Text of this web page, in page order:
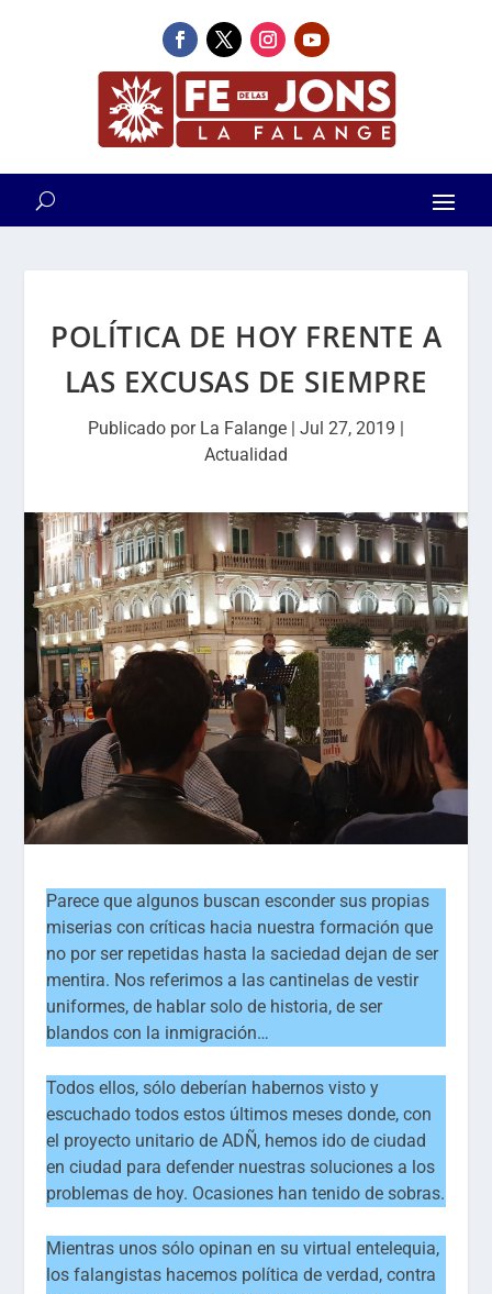
POLÍTICA DE HOY FRENTE A
LAS EXCUSAS DE SIEMPRE
Publicado por La Falange | Jul 27, 2019 |
Actualidad
Parece que algunos buscan esconder sus propias
miserias con críticas hacia nuestra formación que
no por ser repetidas hasta la saciedad dejan de ser
mentira. Nos referimos a las cantinelas de vestir
uniformes, de hablar solo de historia, de ser
blandos con la inmigración…
Todos ellos, sólo deberían habernos visto y
escuchado todos estos últimos meses donde, con
el proyecto unitario de ADÑ, hemos ido de ciudad
en ciudad para defender nuestras soluciones a los
problemas de hoy. Ocasiones han tenido de sobras.
Mientras unos sólo opinan en su virtual entelequia,
los falangistas hacemos política de verdad, contra